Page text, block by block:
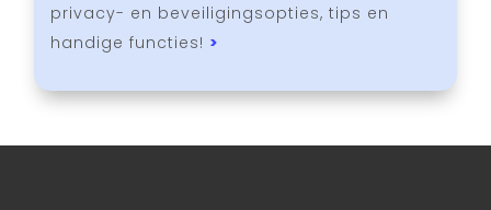
privacy- en beveiligingsopties, tips en
handige functies! >